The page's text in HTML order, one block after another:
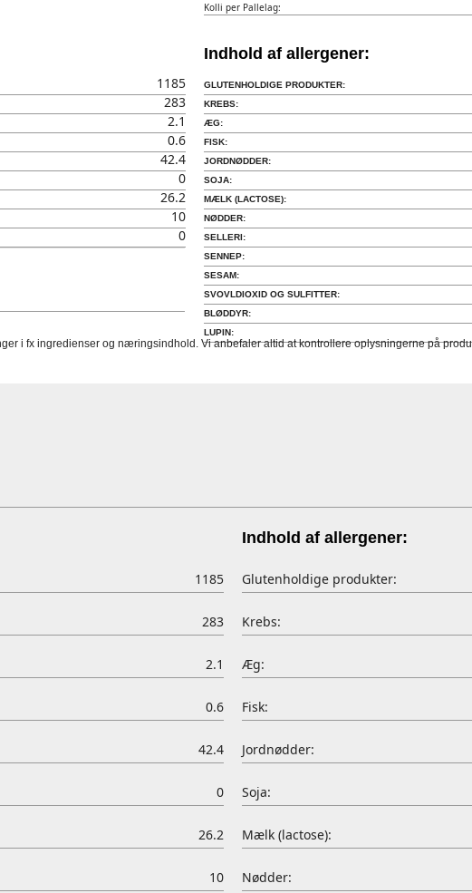
Kolli per Pallelag:
1185
283
2.1
0.6
42.4
0
26.2
10
0
Indhold af allergener:
GLUTENHOLDIGE PRODUKTER:
KREBS:
ÆG:
FISK:
JORDNØDDER:
SOJA:
MÆLK (LACTOSE):
NØDDER:
SELLERI:
SENNEP:
SESAM:
SVOVLDIOXID OG SULFITTER:
BLØDDYR:
LUPIN:
i fx ingredienser og næringsindhold. Vi anbefaler altid at kontrollere oplysningerne på
1185
283
2.1
0.6
42.4
0
26.2
10
Indhold af allergener:
Glutenholdige produkter:
Krebs:
Æg:
Fisk:
Jordnødder:
Soja:
Mælk (lactose):
Nødder: